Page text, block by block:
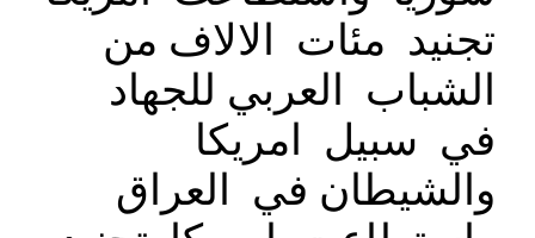
تجنيد مئات الالاف من
الشباب العربي للجهاد
في سبيل امريكا
والشيطان في العراق